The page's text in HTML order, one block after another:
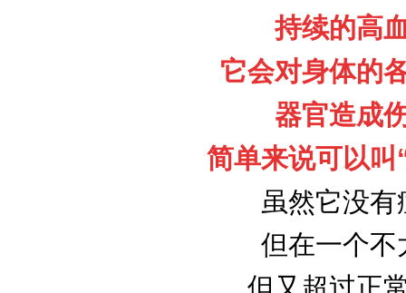
持续的高
它会对身体的
器官造成
简单来说可以叫
虽然它没有
但在一个不
但又超过正